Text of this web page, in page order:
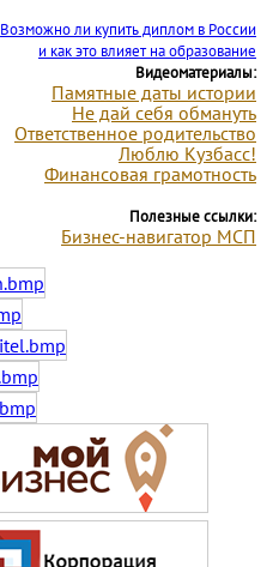
Возможно ли купить диплом в России
и как это влияет на образование
Видеоматериалы:
Памятные даты истории
Не дай себя обмануть
Ответственное родительство
Люблю Кузбасс!
Финансовая грамотность
Полезные ссылки:
Бизнес-навигатор МСП